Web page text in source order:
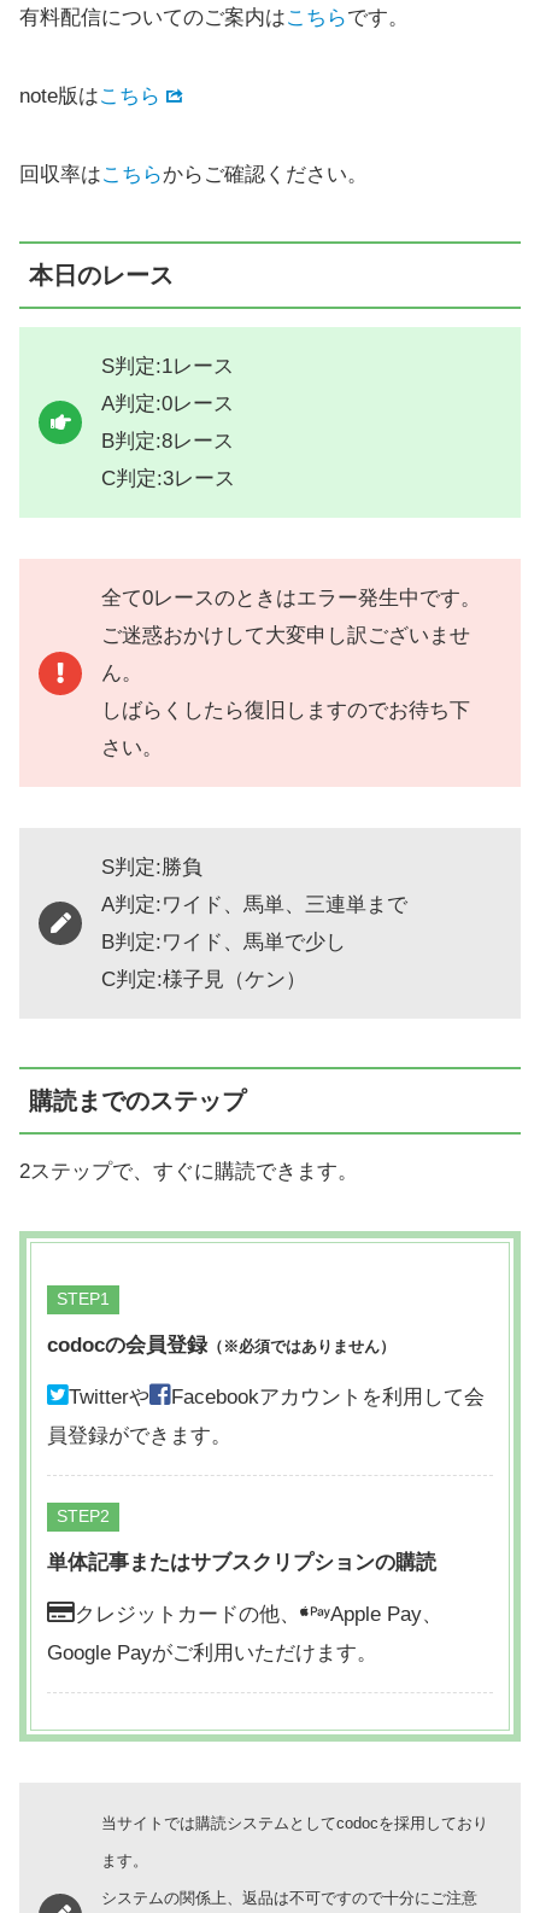
有料配信についてのご案内はこちらです。
note版はこちら
回収率はこちらからご確認ください。
本日のレース
S判定:1レース
A判定:0レース
B判定:8レース
C判定:3レース
全て0レースのときはエラー発生中です。
ご迷惑おかけして大変申し訳ございませ
ん。
しばらくしたら復旧しますのでお待ち下
さい。
S判定:勝負
A判定:ワイド、馬単、三連単まで
B判定:ワイド、馬単で少し
C判定:様子見（ケン）
購読までのステップ
2ステップで、すぐに購読できます。
STEP
codocの会員登録（※必須ではありません）
Twitterや
Facebookアカウントを利用して会
員登録ができます。
STEP
単体記事またはサブスクリプションの購読
クレジットカードの他、
Apple Pay、
Google Payがご利用いただけます。
当サイトでは購読システムとしてcodocを採用しており
ます。
システムの関係上、返品は不可ですので十分にご注意